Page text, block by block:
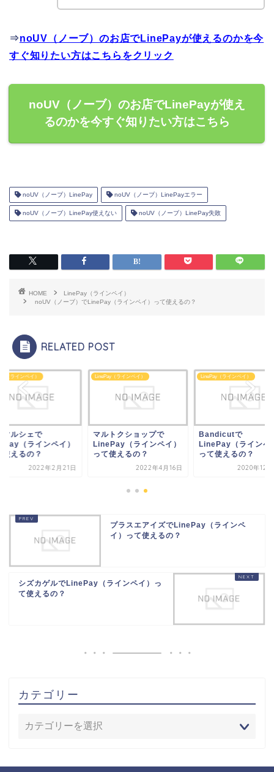
⇒noUV（ノーブ）のお店でLinePayが使えるのかを今
すぐ知りたい方はこちらをクリック
noUV（ノーブ）のお店でLinePayが使え
るのかを今すぐ知りたい方はこちら
noUV（ノーブ）LinePay noUV（ノーブ）LinePayエラー
noUV（ノーブ）LinePay使えない noUV（ノーブ）LinePay失敗
HOME
LinePay（ラインペイ）
noUV（ノーブ）でLinePay（ラインペイ）って使えるの？
RELATED POST
（ラインペイ）
トクショップで
（ラインペイ）
使えるの？
2022年4月16日
LinePay（ラインペイ）
Bandicutで
LinePay（ラインペイ）
って使えるの？
2020年12月25日
LinePay（ラインペイ）
明石マルシェで
LinePay（ラインペ
って使えるの？
2022年2
プラスエアイズでLinePay（ラインペ
イ）って使えるの？
シズカゲルでLinePay（ラインペイ）っ
て使えるの？
カテゴリー